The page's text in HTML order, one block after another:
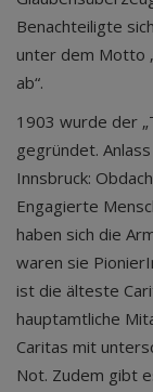
Benachteiligte
unter dem Motto
ab“.
1903 wurde der
gegründet.
Innsbruck:
Engagierte
haben sich die
waren sie
ist die älteste
hauptamtliche
Caritas mit
Not. Zudem gibt